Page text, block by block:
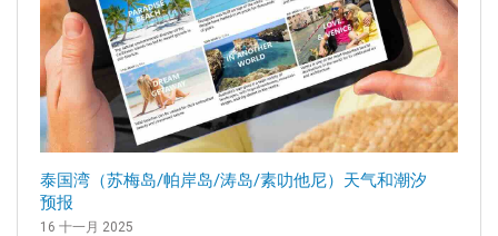
泰国湾（苏梅岛/帕岸岛/涛岛/素叻他尼）天气和潮汐
预报
16 十一月 2025